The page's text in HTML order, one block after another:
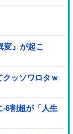
変』が起こ
クッソワロタｗ
6割超が「人生